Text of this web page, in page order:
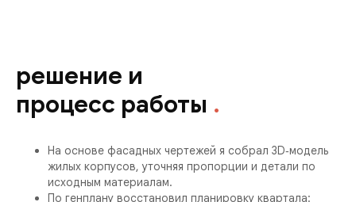
решение и
процесс работы .
На основе фасадных чертежей я собрал 3D‑модель
жилых корпусов, уточняя пропорции и детали по
исходным материалам.
По генплану восстановил планировку квартала: